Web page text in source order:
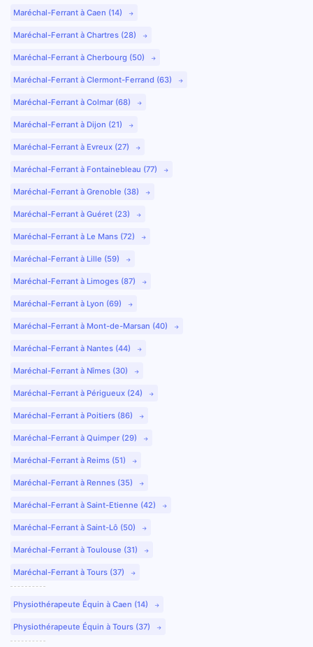
Maréchal-Ferrant à Caen (14)
Maréchal-Ferrant à Chartres (28)
Maréchal-Ferrant à Cherbourg (50)
Maréchal-Ferrant à Clermont-Ferrand (63)
Maréchal-Ferrant à Colmar (68)
Maréchal-Ferrant à Dijon (21)
Maréchal-Ferrant à Evreux (27)
Maréchal-Ferrant à Fontainebleau (77)
Maréchal-Ferrant à Grenoble (38)
Maréchal-Ferrant à Guéret (23)
Maréchal-Ferrant à Le Mans (72)
Maréchal-Ferrant à Lille (59)
Maréchal-Ferrant à Limoges (87)
Maréchal-Ferrant à Lyon (69)
Maréchal-Ferrant à Mont-de-Marsan (40)
Maréchal-Ferrant à Nantes (44)
Maréchal-Ferrant à Nîmes (30)
Maréchal-Ferrant à Périgueux (24)
Maréchal-Ferrant à Poitiers (86)
Maréchal-Ferrant à Quimper (29)
Maréchal-Ferrant à Reims (51)
Maréchal-Ferrant à Rennes (35)
Maréchal-Ferrant à Saint-Etienne (42)
Maréchal-Ferrant à Saint-Lô (50)
Maréchal-Ferrant à Toulouse (31)
Maréchal-Ferrant à Tours (37)
Physiothérapeute Équin à Caen (14)
Physiothérapeute Équin à Tours (37)